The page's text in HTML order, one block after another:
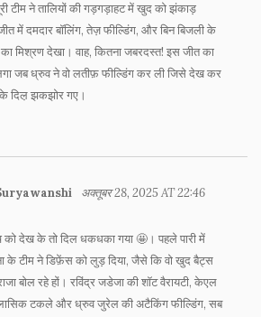
टीम ने तालियों की गड़गड़ाहट में खुद को झंकाड़
में दमदार बॉलिंग, तेज़ फील्डिंग, और बिन बिजली के
मिश्रण देखा। वाह, कितना जबरदस्त! इस जीत का
जब ध्रुव ने वो लतीफ़ फील्डिंग कर ली जिसे देख कर
के दिल़ झकझोर गए।
अक्तूबर 28, 2025 AT 22:46
को देख के तो दिल धकधका गया 🤩। पहले पारी में
के टीम ने डिफ़ेंस को लुड़ दिया, जैसे कि वो खुद बैट्स
बोल रहे हों। रविंद्र जडेजा की शॉट वैरायटी, केएल
टकले और ध्रुव जुरेल की अटैकिंग फील्डिंग, सब